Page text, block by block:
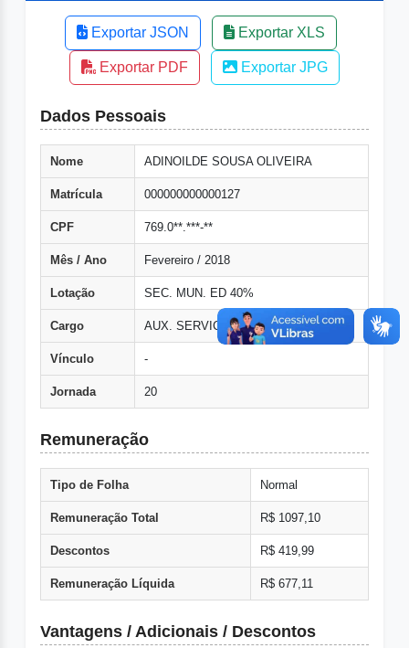
Exportar JSON Exportar XLS
Exportar PDF Exportar JPG
Dados Pessoais
Nome ADINOILDE SOUSA OLIVEIRA
Matrícula 000000000000127
CPF 769.0**.***-**
Mês / Ano Fevereiro / 2018
Lotação SEC. MUN. ED 40%
Cargo AUX. SERVICOS GERAIS
Vínculo -
Jornada 20
Remuneração
Tipo de Folha Normal
Remuneração Total R$ 1097,10
Descontos R$ 419,99
Remuneração Líquida R$ 677,11
Vantagens / Adicionais / Descontos